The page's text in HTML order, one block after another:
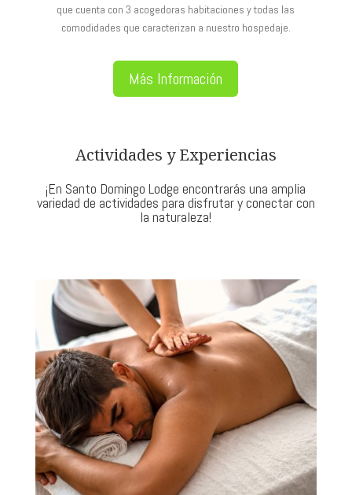
que cuenta con 3 acogedoras habitaciones y todas las
comodidades que caracterizan a nuestro hospedaje.
Más Información
Actividades y Experiencias
¡En Santo Domingo Lodge encontrarás una amplia
variedad de actividades para disfrutar y conectar con
la naturaleza!